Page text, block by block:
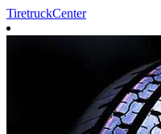
TiretruckCenter